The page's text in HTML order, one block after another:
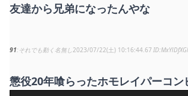
友達から兄弟になったんやな
91 それでも動く名無し 2023/07/22(土) 10:16:44.67
懲役20年喰らったホモレイパーコン